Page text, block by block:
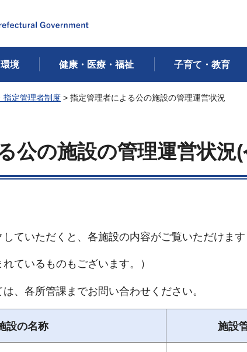
境 健康・医療・福祉 子育て・教育
指定管理者制度 > 指定管理者による公の施設の管理運営状況
公の施設の管理運営状況
していただくと、各施設の内容がご覧いただけます
ているものもございます。）
、各所管課までお問い合わせください。
設の名称 施設